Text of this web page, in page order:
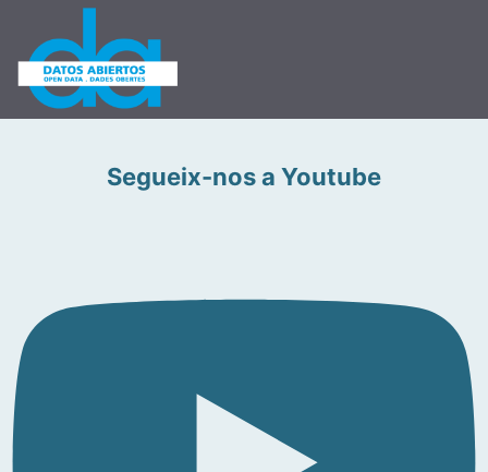
Segueix-nos a Youtube